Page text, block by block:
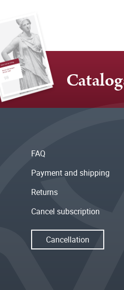
FAQ
Payment and shipping
Returns
Cancel subscription
Cancellation